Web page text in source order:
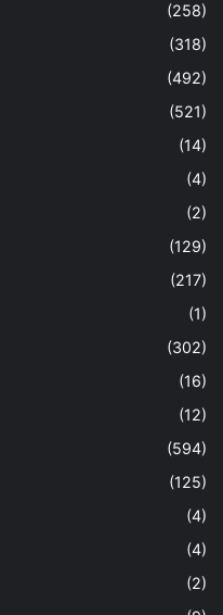
(258)
(318)
(492)
(521)
(14)
(4)
(2)
(129)
(217)
(1)
(302)
(16)
(12)
(594)
(125)
(4)
(4)
(2)